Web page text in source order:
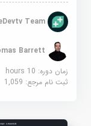
GameDevtv Team
Thomas Barrett
زمان دوره: 10 hours
ثبت نام مرجع:1,059